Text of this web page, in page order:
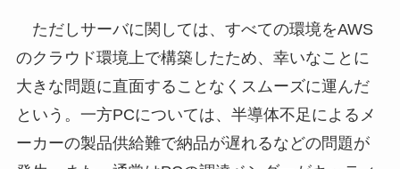
ただしサーバに関しては、すべての環境をAWS
のクラウド環境上で構築したため、幸いなことに
大きな問題に直面することなくスムーズに運んだ
という。一方PCについては、半導体不足によるメ
ーカーの製品供給難で納品が遅れるなどの問題が